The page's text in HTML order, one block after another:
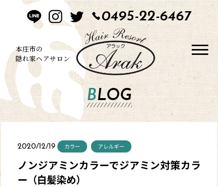
HOME
CONCEPT
STYLE
MENU
SALON
CONTACT
0495-22-6467
本庄市の
隠れ家ヘアサロン
BLOG
2020/12/19 カラー アレルギー
ノンジアミンカラーでジアミン対策カラ
ー（白髪染め）